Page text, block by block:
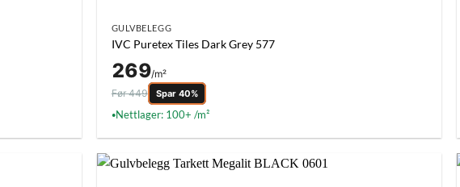
GULVBELEGG
IVC Puretex Tiles Dark Grey 577
269/m²
Før 449
Spar 40%
●Nettlager: 100+ /m²